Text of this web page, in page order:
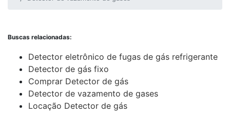
Buscas relacionadas:
Detector eletrônico de fugas de gás refrigerante
Detector de gás fixo
Comprar Detector de gás
Detector de vazamento de gases
Locação Detector de gás